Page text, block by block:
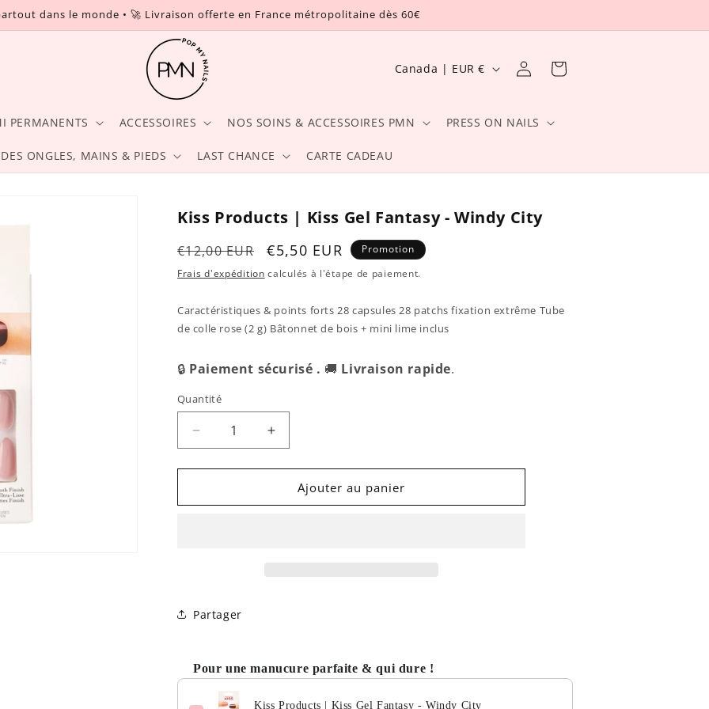
dans le monde • 🚀 Livraison offerte en France métropolitaine dès 60€
PERMANENTS ACCESSOIRES NOS SOINS & ACCESSOIRES PMN PRESS ON NAILS
ONGLES, MAINS & PIEDS LAST CHANCE CARTE CADEAU
P
y
/
é
g
i
o
n
Canada | EUR € ConnexionPanier
Kiss Products | Kiss Gel Fantasy - Windy City
Prix
habituel
€12,00 EUR
Prix
promotionnel
€5,50 EUR
Promotion
Frais d'expédition calculés à l'étape de paiement.
Caractéristiques & points forts 28 capsules 28 patchs fixation extrême Tube
de colle rose (2 g) Bâtonnet de bois + mini lime inclus
🔒 Paiement sécurisé . 🚚 Livraison rapide.
Quantité
Réduire
la
quantité
Kiss
Windy
Augmenter
la
quantité
Kiss
Ajouter au panier
Partager
Pour une manucure parfaite & qui dure !
Kiss Products | Kiss Gel Fantasy - Windy City